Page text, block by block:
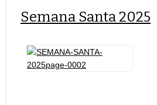
Semana Santa 2025